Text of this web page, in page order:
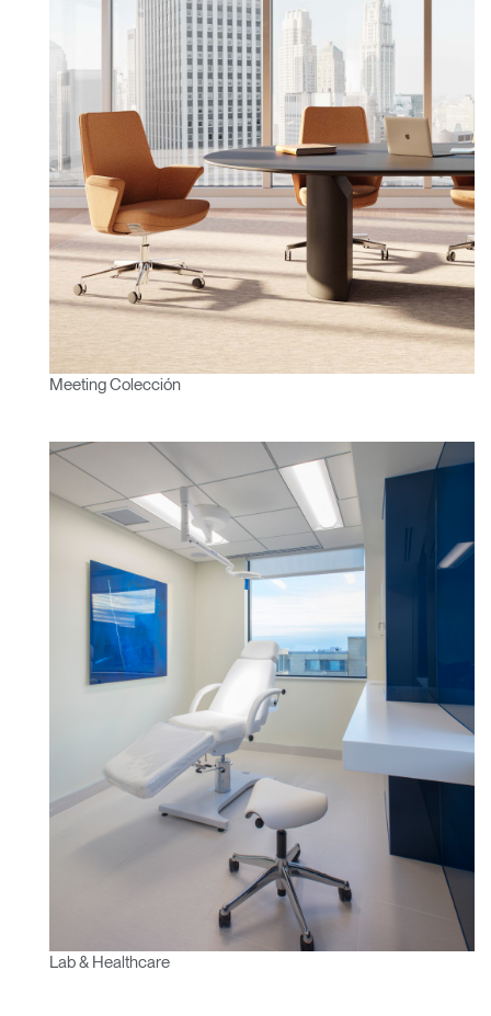
Seleccione su ubicación
Registro
¿Ha olvidado su
contraseña?
España
Select
Region
Crear una cuenta
REGISTRO
¿Tiene un código de
Close
Box
Meeting Colección
Lab & Healthcare